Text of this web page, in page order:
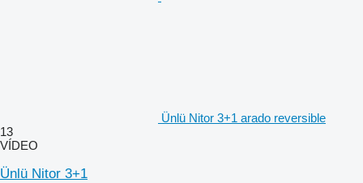
Ünlü Nitor 3+1 arado reversible
13
VÍDEO
Ünlü Nitor 3+1